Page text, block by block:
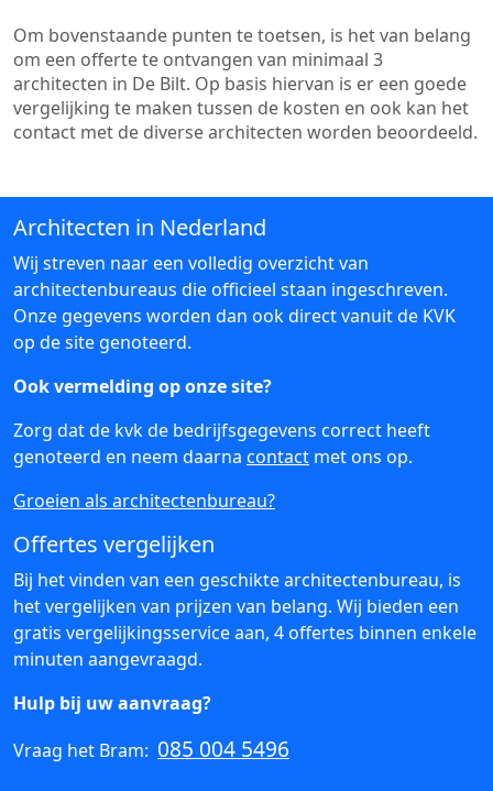
Om bovenstaande punten te toetsen, is het van belang
om een offerte te ontvangen van minimaal 3
architecten in De Bilt. Op basis hiervan is er een goede
vergelijking te maken tussen de kosten en ook kan het
contact met de diverse architecten worden beoordeeld.
Architecten in Nederland
Wij streven naar een volledig overzicht van
architectenbureaus die officieel staan ingeschreven.
Onze gegevens worden dan ook direct vanuit de KVK
op de site genoteerd.
Ook vermelding op onze site?
Zorg dat de kvk de bedrijfsgegevens correct heeft
genoteerd en neem daarna contact met ons op.
Groeien als architectenbureau?
Offertes vergelijken
Bij het vinden van een geschikte architectenbureau, is
het vergelijken van prijzen van belang. Wij bieden een
gratis vergelijkingsservice aan, 4 offertes binnen enkele
minuten aangevraagd.
Hulp bij uw aanvraag?
Vraag het Bram: 085 004 5496